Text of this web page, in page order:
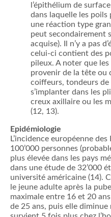
l’épithélium de
dans laquelle les
une réaction type
peut secondairement
acquise). Il n’y a pas
celui-ci contient des
pileux. A noter que
provenir de la tête ou
coiffeurs, tondeurs
s’implanter dans les
creux axillaire ou les
(12, 13).
Epidémiologie
L’incidence européenne
100’000 personnes
plus élevée dans les pays
dans une étude de 32’000
université américaine (14).
le jeune adulte après la
maximale entre 16 et 20 ans
de 25 ans, puis elle